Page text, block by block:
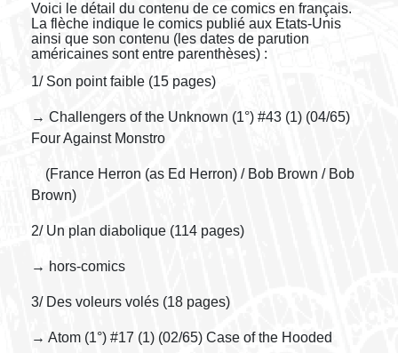
Voici le détail du contenu de ce comics en français.
La flèche indique le comics publié aux Etats-Unis
ainsi que son contenu (les dates de parution
américaines sont entre parenthèses) :
1/ Son point faible (15 pages)
→ Challengers of the Unknown (1°) #43 (1) (04/65)
Four Against Monstro
(France Herron (as Ed Herron) / Bob Brown / Bob
Brown)
2/ Un plan diabolique (114 pages)
→ hors-comics
3/ Des voleurs volés (18 pages)
→ Atom (1°) #17 (1) (02/65) Case of the Hooded